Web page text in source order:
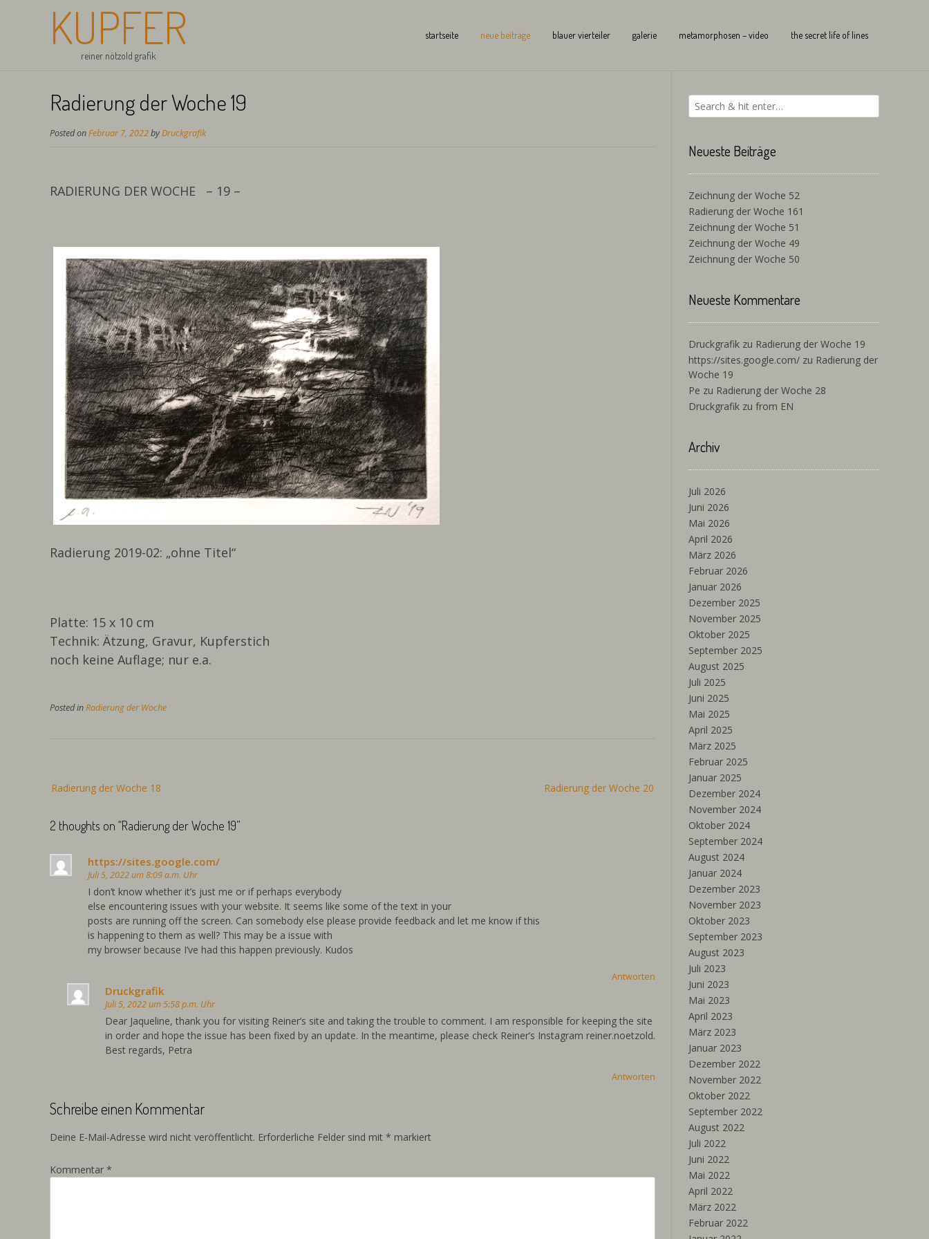
KUPFER
reiner nötzold grafik
startseite neue beiträge blauer vierteiler galerie metamorphosen – video the secret life of lines
Radierung der Woche 19
Posted onFebruar 7, 2022byDruckgrafik
RADIERUNG DER WOCHE – 19 –
Radierung 2019-02: „ohne Titel“
Platte: 15 x 10 cm
Technik: Ätzung, Gravur, Kupferstich
noch keine Auflage; nur e.a.
Posted inRadierung der Woche
Radierung der Woche 20
Radierung der Woche 18
2 thoughts on “Radierung der Woche 19”
https://sites.google.com/
Juli 5, 2022 um 8:09 a.m. Uhr
I don’t know whether it’s just me or if perhaps everybody
else encountering issues with your website. It seems like some of the text in your
posts are running off the screen. Can somebody else please provide feedback and let me know if this
is happening to them as well? This may be a issue with
my browser because I’ve had this happen previously. Kudos
Antworten
Druckgrafik
Juli 5, 2022 um 5:58 p.m. Uhr
Dear Jaqueline, thank you for visiting Reiner’s site and taking the trouble to comment. I am responsible for keeping the site
in order and hope the issue has been fixed by an update. In the meantime, please check Reiner’s Instagram reiner.noetzold.
Best regards, Petra
Antworten
Schreibe einen Kommentar
Deine E-Mail-Adresse wird nicht veröffentlicht. Erforderliche Felder sind mit * markiert
Kommentar *
Neueste Beiträge
Zeichnung der Woche 52
Radierung der Woche 161
Zeichnung der Woche 51
Zeichnung der Woche 49
Zeichnung der Woche 50
Neueste Kommentare
Druckgrafik zu Radierung der Woche 19
https://sites.google.com/ zu Radierung der
Woche 19
Pe zu Radierung der Woche 28
Druckgrafik zu from EN
Archiv
Juli 2026
Juni 2026
Mai 2026
April 2026
März 2026
Februar 2026
Januar 2026
Dezember 2025
November 2025
Oktober 2025
September 2025
August 2025
Juli 2025
Juni 2025
Mai 2025
April 2025
März 2025
Februar 2025
Januar 2025
Dezember 2024
November 2024
Oktober 2024
September 2024
August 2024
Januar 2024
Dezember 2023
November 2023
Oktober 2023
September 2023
August 2023
Juli 2023
Juni 2023
Mai 2023
April 2023
März 2023
Januar 2023
Dezember 2022
November 2022
Oktober 2022
September 2022
August 2022
Juli 2022
Juni 2022
Mai 2022
April 2022
März 2022
Februar 2022